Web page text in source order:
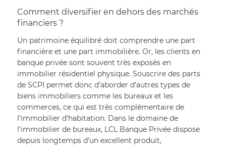
Comment diversifier en dehors des marchés
financiers ?
Un patrimoine équilibré doit comprendre une part
financière et une part immobilière. Or, les clients en
banque privée sont souvent très exposés en
immobilier résidentiel physique. Souscrire des parts
de SCPI permet donc d’aborder d’autres types de
biens immobiliers comme les bureaux et les
commerces, ce qui est très complémentaire de
l’immobilier d’habitation. Dans le domaine de
l’immobilier de bureaux, LCL Banque Privée dispose
depuis longtemps d’un excellent produit,